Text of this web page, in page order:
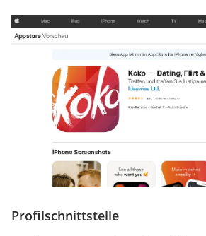
Profilschnittstelle